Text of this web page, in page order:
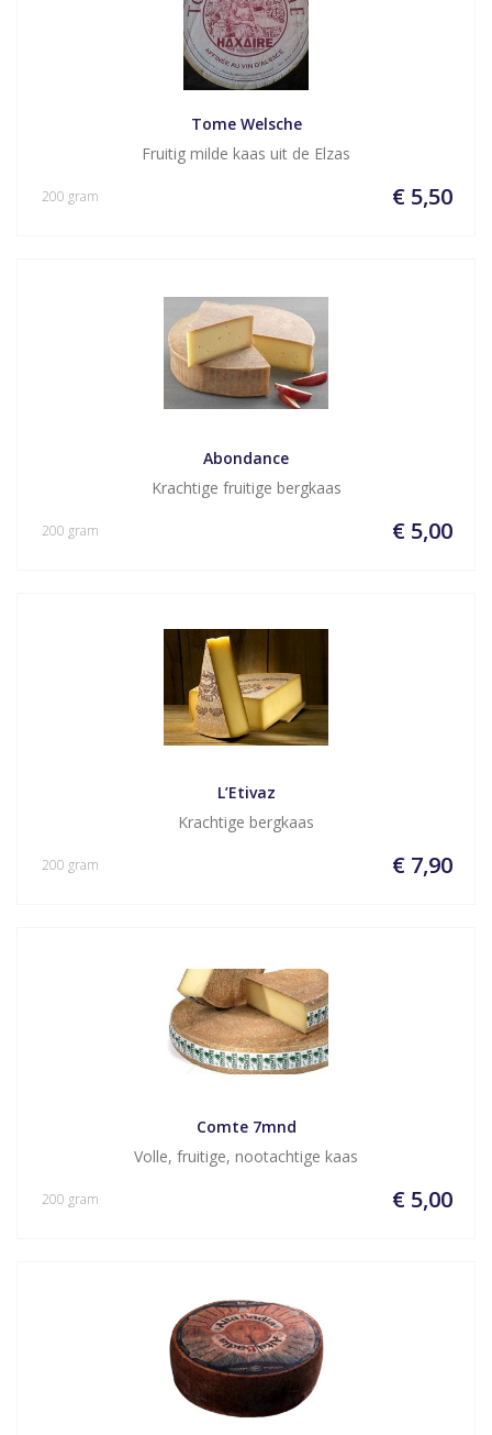
Tome Welsche
Fruitig milde kaas uit de Elzas
€ 5,50
200 gram
Abondance
Krachtige fruitige bergkaas
€ 5,00
200 gram
L’Etivaz
Krachtige bergkaas
€ 7,90
200 gram
Comte 7mnd
Volle, fruitige, nootachtige kaas
€ 5,00
200 gram